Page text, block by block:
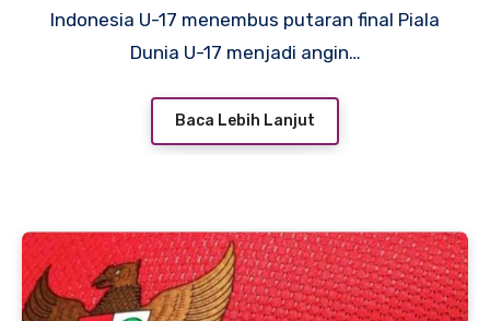
Indonesia U-17 menembus putaran final Piala
Dunia U-17 menjadi angin…
Baca Lebih Lanjut